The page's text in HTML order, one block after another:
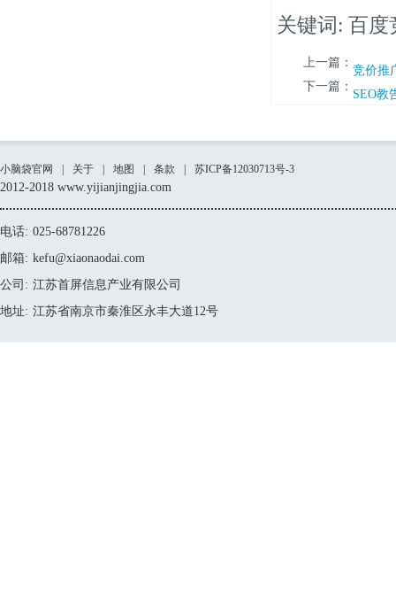
关键词: 百
上一篇： 竞价推
下一篇： SEO教
小脑袋官网 关于 地图 条款 苏ICP备12030713号-3
2012-2018 www.yijianjingjia.com
电话: 025-68781226
邮箱: kefu@xiaonaodai.com
公司: 江苏首屏信息产业有限公司
地址: 江苏省南京市秦淮区永丰大道12号